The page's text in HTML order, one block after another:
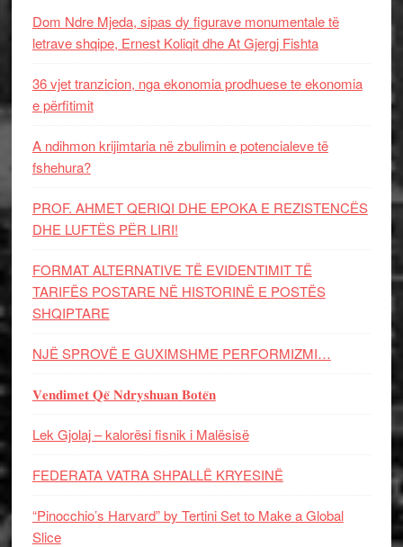
Dom Ndre Mjeda, sipas dy figurave monumentale të
letrave shqipe, Ernest Koliqit dhe At Gjergj Fishta
36 vjet tranzicion, nga ekonomia prodhuese te ekonomia
e përfitimit
A ndihmon krijimtaria në zbulimin e potencialeve të
fshehura?
PROF. AHMET QERIQI DHE EPOKA E REZISTENCЁS
DHE LUFTЁS PЁR LIRI!
FORMAT ALTERNATIVE TË EVIDENTIMIT TË
TARIFËS POSTARE NË HISTORINË E POSTËS
SHQIPTARE
NJË SPROVË E GUXIMSHME PERFORMIZMI…
𝐕𝐞𝐧𝐝𝐢𝐦𝐞𝐭 𝐐𝐞̈ 𝐍𝐝𝐫𝐲𝐬𝐡𝐮𝐚𝐧 𝐁𝐨𝐭𝐞̈𝐧
Lek Gjolaj – kalorësi fisnik i Malësisë
FEDERATA VATRA SHPALLË KRYESINË
“Pinocchio’s Harvard” by Tertini Set to Make a Global
Slice